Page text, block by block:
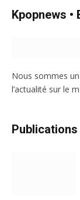
Kpopnews •
Nous sommes
l’actualité sur le